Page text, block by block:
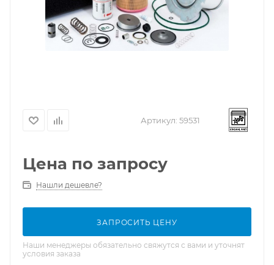
Артикул: 59531
Цена по запросу
Нашли дешевле?
ЗАПРОСИТЬ ЦЕНУ
Наши менеджеры обязательно свяжутся с вами и уточнят
условия заказа